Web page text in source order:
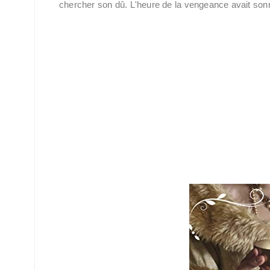
chercher son dû. L'heure de la vengeance avait